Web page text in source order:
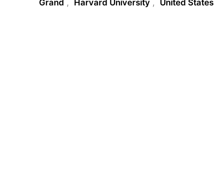
Grand , Harvard University , United States